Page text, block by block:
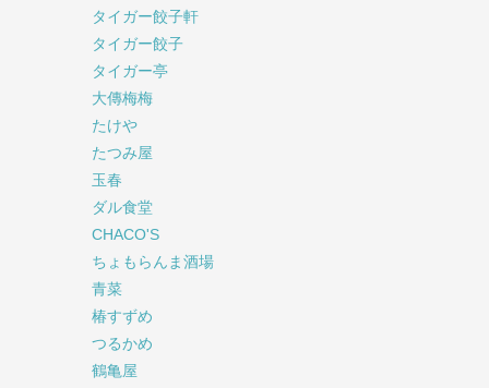
タイガー餃子軒
タイガー餃子
タイガー亭
大傳梅梅
たけや
たつみ屋
玉春
ダル食堂
CHACO'S
ちょもらんま酒場
青菜
椿すずめ
つるかめ
鶴亀屋